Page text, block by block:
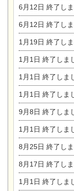
6月12日 終了しまし
6月12日 終了しました）
1月19日 終了しました
1月1日 終了しまし
1月1日 終了しま
1月1日 終了しま
9月8日 終了しまし
1月1日 終了しま
8月25日 終了しま
8月17日 終了しま
1月1日 終了しま